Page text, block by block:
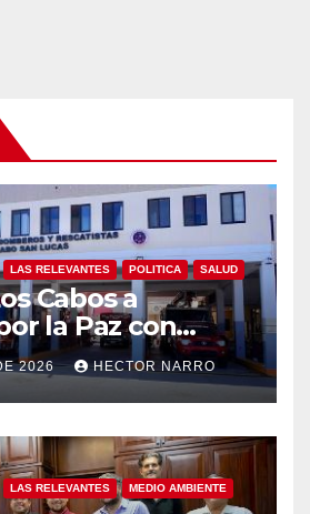
LAS RELEVANTES POLITICA SALUD
Cabos a
la Paz con
en primeros
jóvenes
2026 HECTOR NARRO
LAS RELEVANTES MEDIO AMBIENTE